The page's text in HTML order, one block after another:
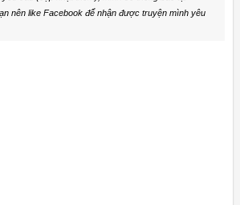
nên like Facebook để nhận được truyện mình yêu